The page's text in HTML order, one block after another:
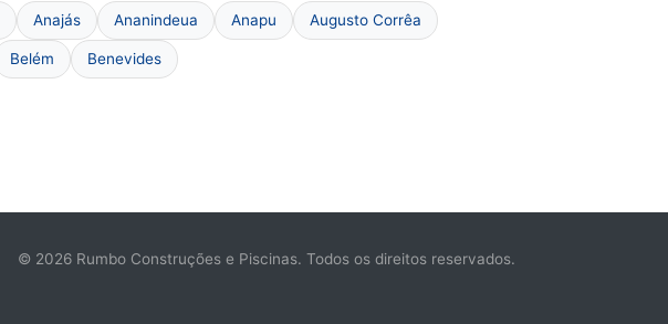
Anajás Ananindeua Anapu Augusto Corrêa
Belém Benevides
© 2026 Rumbo Construções e Piscinas. Todos os direitos reservados.